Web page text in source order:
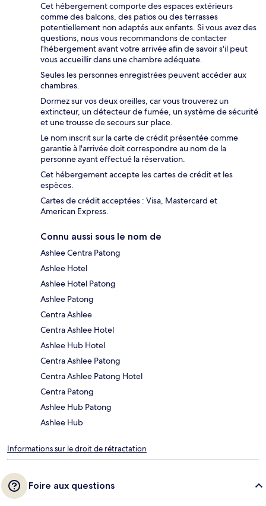
Cet hébergement comporte des espaces extérieurs
comme des balcons, des patios ou des terrasses
potentiellement non adaptés aux enfants. Si vous avez des
questions, nous vous recommandons de contacter
l'hébergement avant votre arrivée afin de savoir s'il peut
vous accueillir dans une chambre adéquate.
Seules les personnes enregistrées peuvent accéder aux
chambres.
Dormez sur vos deux oreilles, car vous trouverez un
extincteur, un détecteur de fumée, un système de sécurité
et une trousse de secours sur place.
Le nom inscrit sur la carte de crédit présentée comme
garantie à l'arrivée doit correspondre au nom de la
personne ayant effectué la réservation.
Cet hébergement accepte les cartes de crédit et les
espèces.
Cartes de crédit acceptées : Visa, Mastercard et
American Express.
Connu aussi sous le nom de
Ashlee Centra Patong
Ashlee Hotel
Ashlee Hotel Patong
Ashlee Patong
Centra Ashlee
Centra Ashlee Hotel
Ashlee Hub Hotel
Centra Ashlee Patong
Centra Ashlee Patong Hotel
Centra Patong
Ashlee Hub Patong
Ashlee Hub
Informations sur le droit de rétractation
Foire aux questions